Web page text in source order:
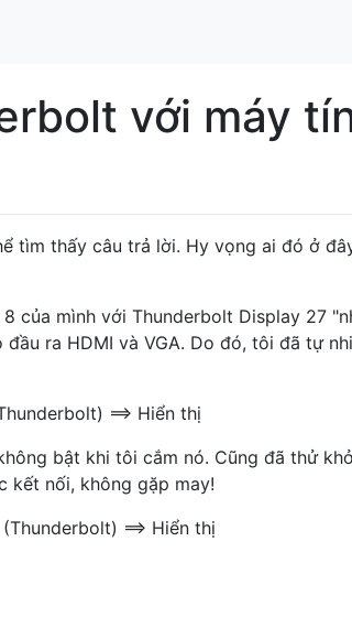
với máy
tìm thấy câu trả lời. Hy vọng ai đó ở
của mình với Thunderbolt Display 27
ra HDMI và VGA. Do đó, tôi đã tự
==> Hiển thị
bật khi tôi cắm nó. Cũng đã thử
kết nối, không gặp may!
==> Hiển thị